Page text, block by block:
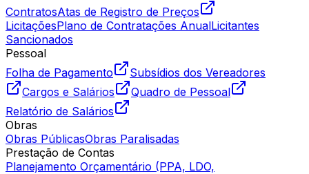
ContratosAtas de Registro de Preços
LicitaçõesPlano de Contratações AnualLicitantes
Sancionados
Pessoal
Folha de Pagamento
Subsídios dos Vereadores
Cargos e Salários
Quadro de Pessoal
Relatório de Salários
Obras
Obras PúblicasObras Paralisadas
Prestação de Contas
Planejamento Orçamentário (PPA, LDO,